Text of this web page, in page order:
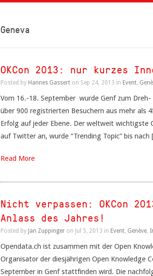
Geneva
OKCon 2013: nur kurzes
Posted by Hannes Gassert on Sep 24, 2013 in Event,
Vom 16.-18. September wurde Genf zum
über 900 registrierten Besuchern aus mehr als
Erfolg auf jeder Ebene. Der weltweit wichtigste
auf Twitter an, wurde “Trending Topic” bis
Read More
Nicht verpassen: OKCon
Anlass des Jahres!
Posted by Jan Zuppinger on Jul 5, 2013 in Event, Genève,
Opendata.ch ist zusammen mit der Open
Organisator der diesjährigen Open Knowledge
September in Genf stattfinden wird. Die